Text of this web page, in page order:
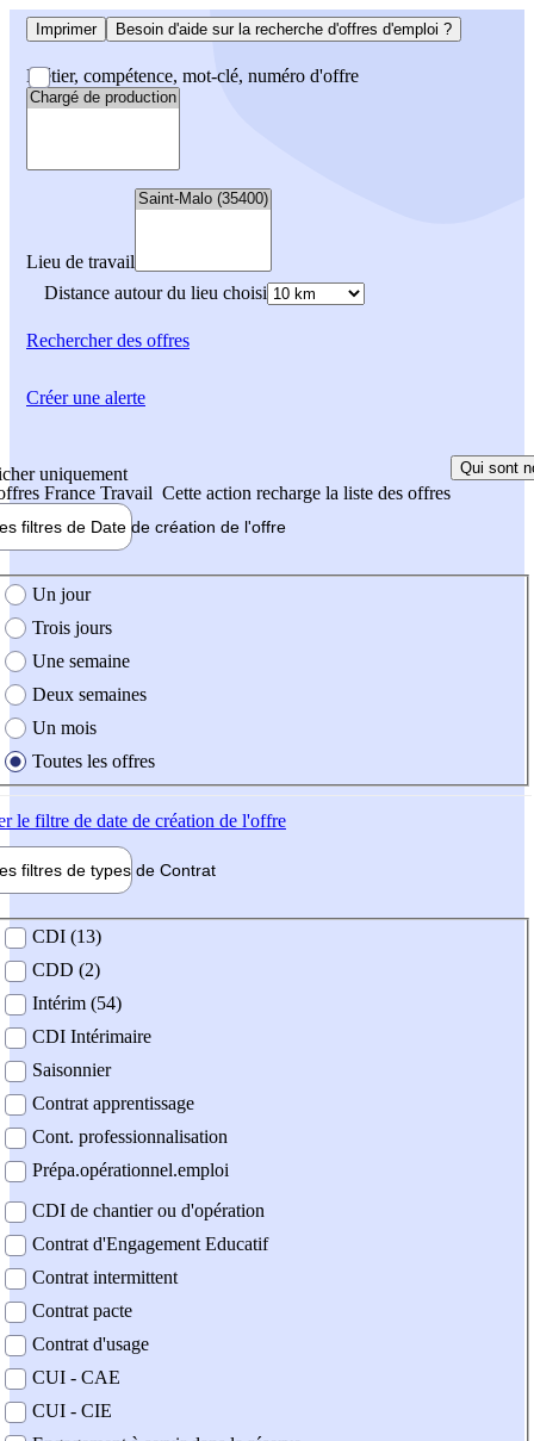
Imprimer Besoin d'aide sur la recherche d'offres d'emploi ?
Métier, compétence, mot-clé, numéro d'offre
Lieu de travail
Distance autour du lieu choisi
Rechercherdes offres
uniquement
France Travail Cette action recharge la liste des offres
Qui sont
filtres de Date de création de l'offre
création de l'offre
Un jour
Trois jours
Une semaine
Deux semaines
Un mois
Toutes les offres
le filtre de date de création de l'offre
filtres de types de Contrat
contrat
CDI (13)
CDD (2)
Intérim (54)
CDI Intérimaire
Saisonnier
Contrat apprentissage
Cont. professionnalisation
Prépa.opérationnel.emploi
CDI de chantier ou d'opération
Contrat d'Engagement Educatif
Contrat intermittent
Contrat pacte
Contrat d'usage
CUI - CAE
CUI - CIE
Créer une alerte